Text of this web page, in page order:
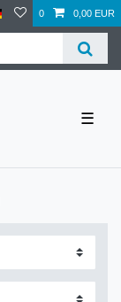
0 0,00 EUR
☰